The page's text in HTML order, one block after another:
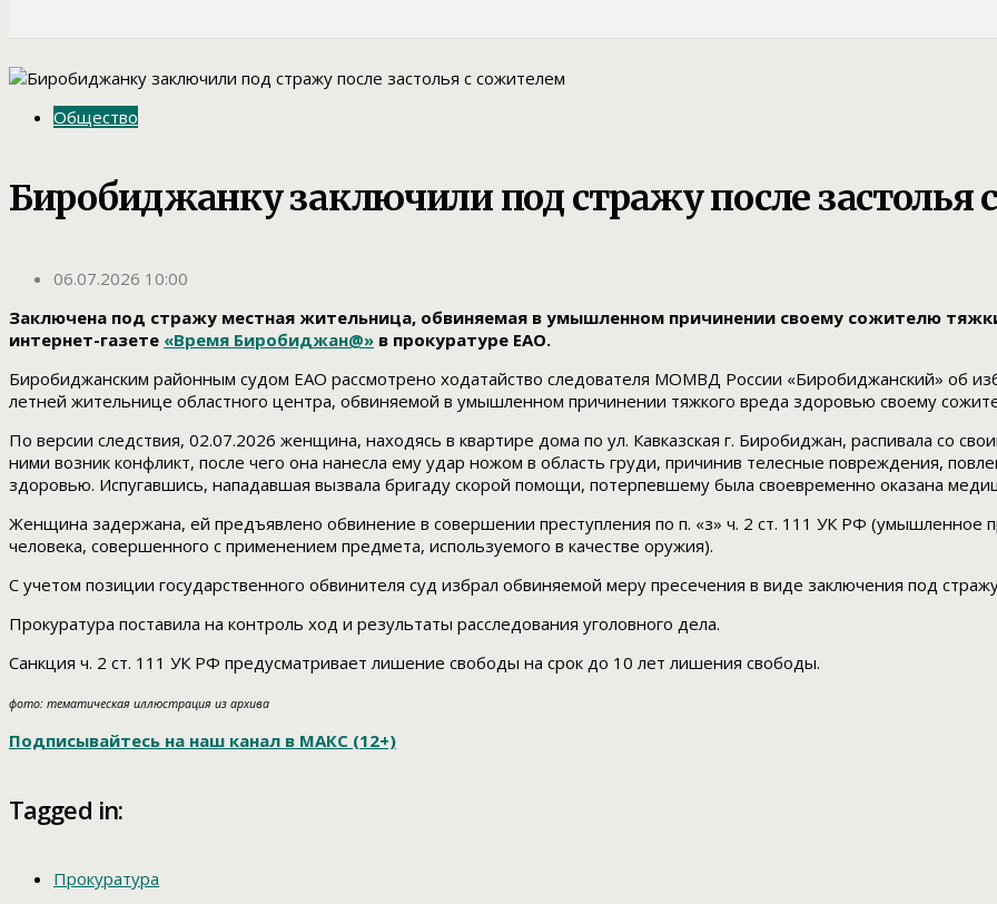
Общество
Биробиджанку заключили под стражу после застолья
06.07.2026 10:00
Заключена под стражу местная жительница, обвиняемая в умышленном причинении своему сожителю
интернет-газете «Время Биробиджан@» в прокуратуре ЕАО.
Биробиджанским районным судом ЕАО рассмотрено ходатайство следователя МОМВД России «Биробиджанский» об
летней жительнице областного центра, обвиняемой в умышленном причинении тяжкого вреда здоровью своему
По версии следствия, 02.07.2026 женщина, находясь в квартире дома по ул. Кавказская г. Биробиджан, распивала со
ними возник конфликт, после чего она нанесла ему удар ножом в область груди, причинив телесные повреждения,
здоровью. Испугавшись, нападавшая вызвала бригаду скорой помощи, потерпевшему была своевременно оказана
Женщина задержана, ей предъявлено обвинение в совершении преступления по п. «з» ч. 2 ст. 111 УК РФ (умышленное
человека, совершенного с применением предмета, используемого в качестве оружия).
С учетом позиции государственного обвинителя суд избрал обвиняемой меру пресечения в виде заключения под
Прокуратура поставила на контроль ход и результаты расследования уголовного дела.
Санкция ч. 2 ст. 111 УК РФ предусматривает лишение свободы на срок до 10 лет лишения свободы.
фото: тематическая иллюстрация из архива
Подписывайтесь на наш канал в МАКС (12+)
Tagged in:
Прокуратура